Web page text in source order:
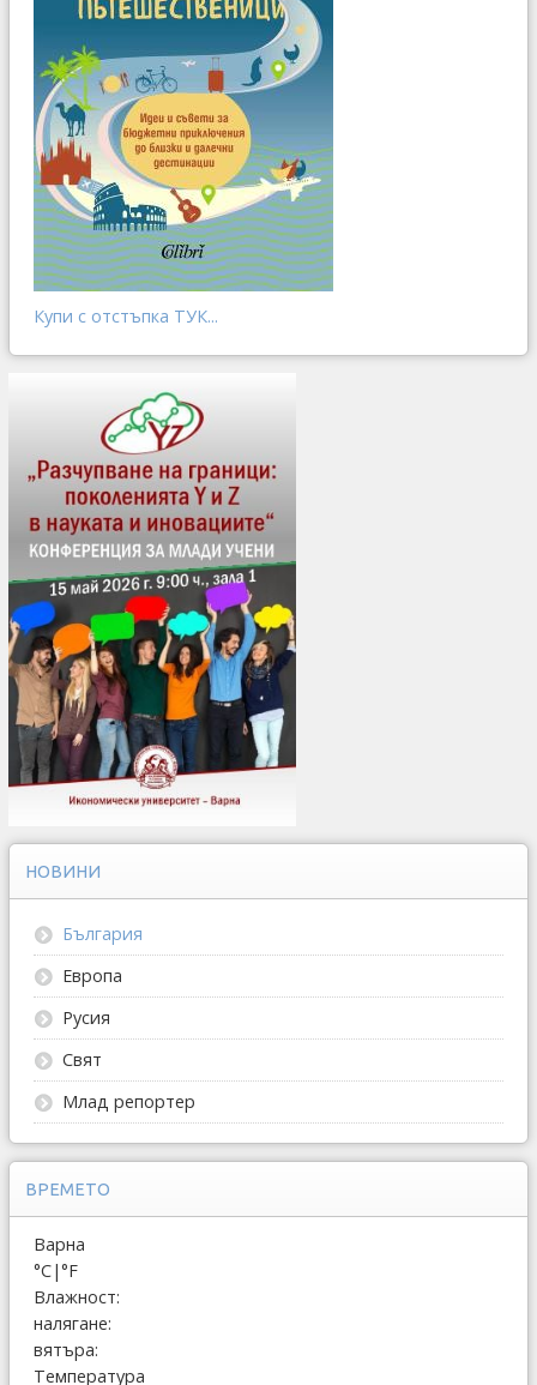
Купи с отстъпка ТУК...
НОВИНИ
България
Европа
Русия
Свят
Млад репортер
ВРЕМЕТО
Варна
°C|°F
Влажност:
налягане:
вятъра:
Температура